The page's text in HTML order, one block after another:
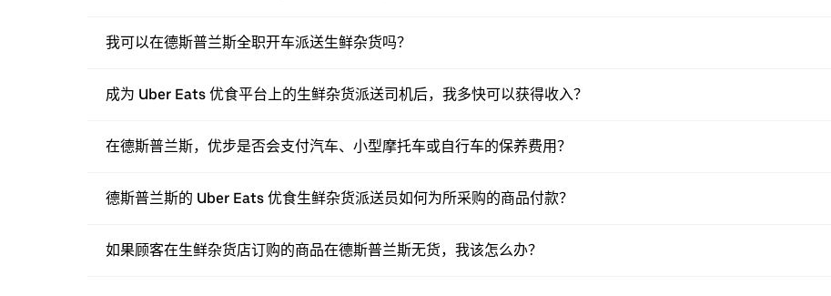
我可以在德斯普兰斯全职开车派送生鲜杂货吗？
成为 Uber Eats 优食平台上的生鲜杂货派送司机后，我多快可以获得收入？
在德斯普兰斯，优步是否会支付汽车、小型摩托车或自行车的保养费用？
德斯普兰斯的 Uber Eats 优食生鲜杂货派送员如何为所采购的商品付款？
如果顾客在生鲜杂货店订购的商品在德斯普兰斯无货，我该怎么办？